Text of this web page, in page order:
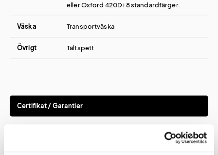
eller Oxford 420D i 8 standardfärger.
Väska Transportväska
Övrigt Tältspett
Certifikat / Garantier